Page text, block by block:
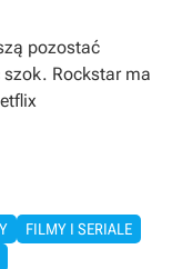
pozostać
Rockstar ma
FILMY I SERIALE